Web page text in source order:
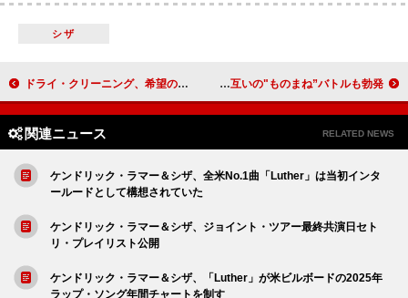
シザ
ドライ・クリーニング、希望のメッセージを込めた「Joy」MV公開 福山雅治、キンプリ永瀬廉の冠ラジオ番組にゲスト出演 お互いの"ものまね”バトルも勃発
関連ニュース RELATED NEWS
ケンドリック・ラマー＆シザ、全米No.1曲「Luther」は当初インタ
ールードとして構想されていた
ケンドリック・ラマー＆シザ、ジョイント・ツアー最終共演日セト
リ・プレイリスト公開
ケンドリック・ラマー＆シザ、「Luther」が米ビルボードの2025年
ラップ・ソング年間チャートを制す